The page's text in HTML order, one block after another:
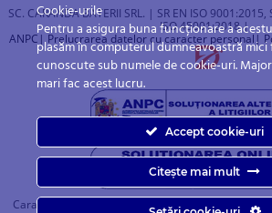
SC. CARANDA BATERII SRL. | SR EN ISO
ISO 45001:2018 |
ANPC | Prelucrarea datelor cu caracter personal|
Caranda.ro este un magazin online cu baterii
Cookie-urile
Pentru a asigura buna funcționare a
plasăm în computerul dumneavoastră mici
cunoscute sub numele de cookie-uri.
mari fac acest lucru.
Accept cookie-uri
Citește mai mult